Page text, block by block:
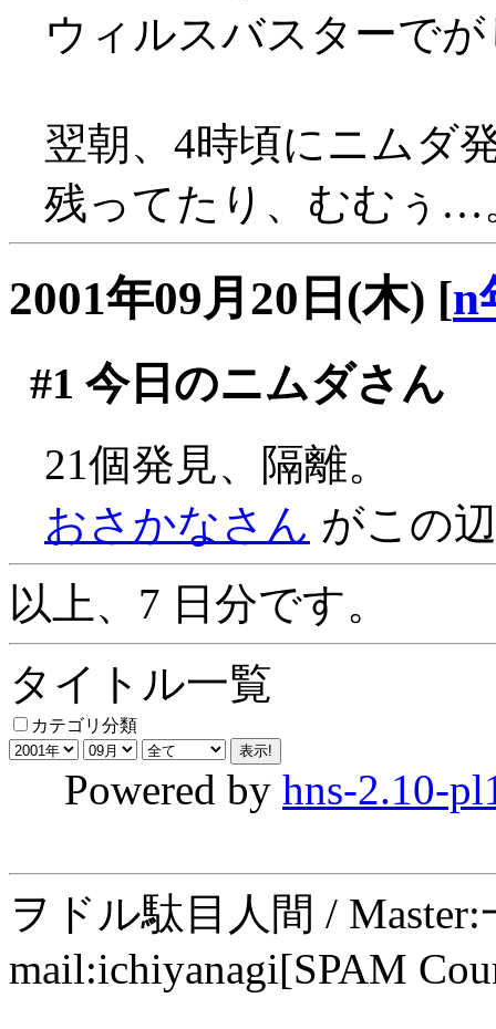
ウィルスバスターで
翌朝、4時頃にニムダ
残ってたり、むむぅ…
2001年09月20日(木) [n
#1 今日のニムダさん
21個発見、隔離。
おさかなさん がこの
以上、7 日分です。
タイトル一覧
カテゴリ分類
Powered by hns-2.10-
ヲドル駄目人間 /
mail:ichiyanagi[SPAM